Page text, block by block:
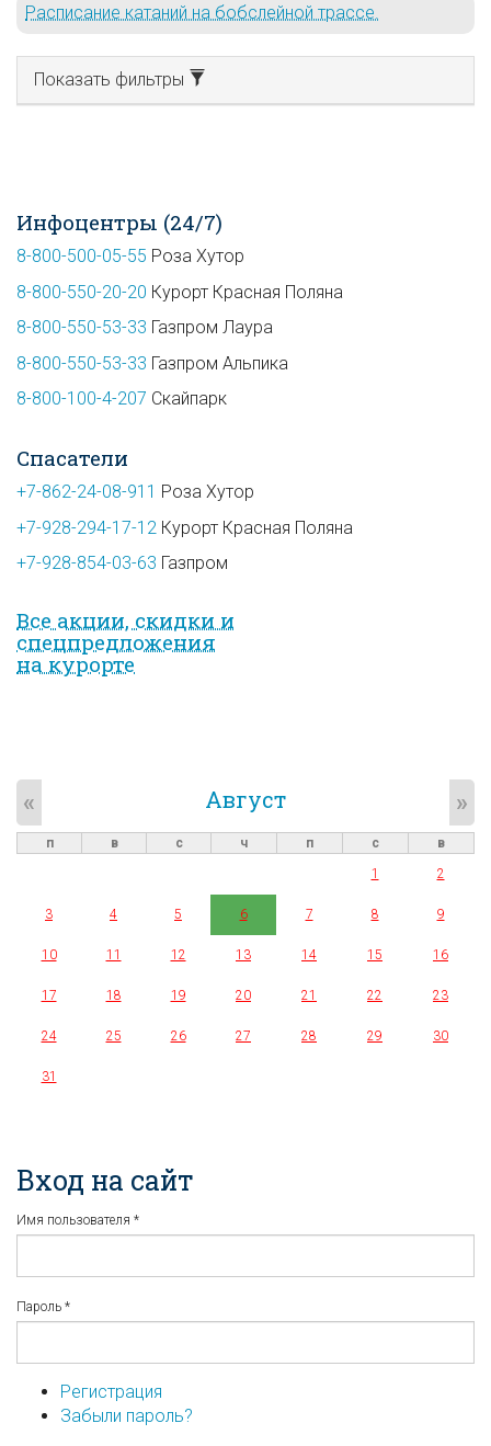
Расписание катаний на бобслейной трассе.
Показать фильтры
Инфоцентры (24/7)
8-800-500-05-55 Роза Хутор
8-800-550-20-20 Курорт Красная Поляна
8-800-550-53-33 Газпром Лаура
8-800-550-53-33 Газпром Альпика
8-800-100-4-207 Скайпарк
Спасатели
+7-862-24-08-911 Роза Хутор
+7-928-294-17-12 Курорт Красная Поляна
+7-928-854-03-63 Газпром
Все акции, скидки и
спец­предложе­ния
на курорте
Август
« »
п в с ч п с
в
1
2
3 4 5 6 7 8 9
10 11 12 13 14 15 16
17 18 19 20 21 22 23
24 25 26 27 28 29 30
31
Вход на сайт
Имя пользователя *
Пароль *
Регистрация
Забыли пароль?